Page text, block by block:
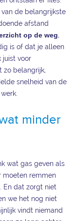
de belangrijkste
afstand
op de weg,
is of dat je alleen
juist voor
zo belangrijk,
snelheid van de
minder
wat gas geven als
moeten remmen
En dat zorgt niet
we het nog niet
vindt niemand